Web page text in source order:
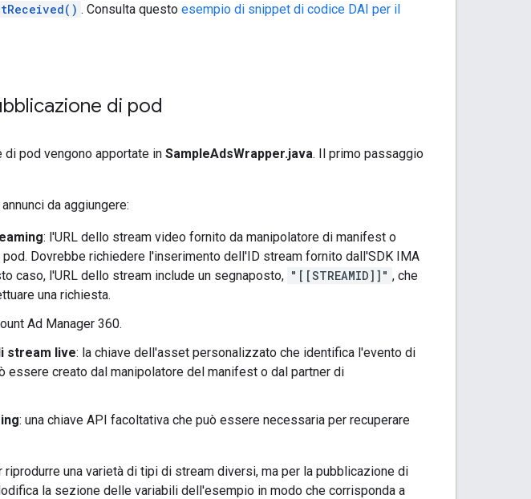
. Consulta questo esempio di snippet di codice DAI per il
di pod
di pod vengono apportate in SampleAdsWrapper.java. Il primo passaggio
da aggiungere:
: l'URL dello stream video fornito da manipolatore di manifest o
Dovrebbe richiedere l'inserimento dell'ID stream fornito dall'SDK IMA
caso, l'URL dello stream include un segnaposto, "[[STREAMID]]" , che
una richiesta.
Ad Manager 360.
stream live: la chiave dell'asset personalizzato che identifica l'evento di
essere creato dal manipolatore del manifest o dal partner di
: una chiave API facoltativa che può essere necessaria per recuperare
una varietà di tipi di stream diversi, ma per la pubblicazione di
la sezione delle variabili dell'esempio in modo che corrisponda a